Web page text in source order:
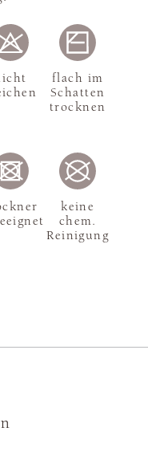
flach im
Schatten
trocknen
keine
chem.
Reinigung